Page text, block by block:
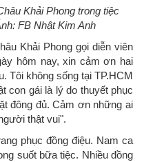
Khải Phong trong tiệc
FB Nhật Kim Anh
Khải Phong gọi diễn viên
hôm nay, xin cảm ơn hai
Tôi không sống tại TP.HCM
con gái là lý do thuyết phục
đông đủ. Cảm ơn những ai
thật vui".
phục đồng điệu. Nam ca
suốt bữa tiệc. Nhiều đồng